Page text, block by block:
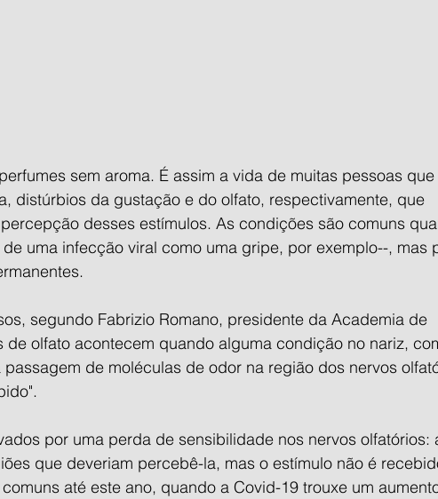
sem aroma. É assim a vida de muitas pessoas que
distúrbios da gustação e do olfato, respectivamente, que
desses estímulos. As condições são comuns
uma infecção viral como uma gripe, por exemplo--, mas
segundo Fabrizio Romano, presidente da Academia de
de olfato acontecem quando alguma condição no nariz,
de moléculas de odor na região dos nervos
por uma perda de sensibilidade nos nervos olfatórios:
que deveriam percebê-la, mas o estímulo não é
até este ano, quando a Covid-19 trouxe um